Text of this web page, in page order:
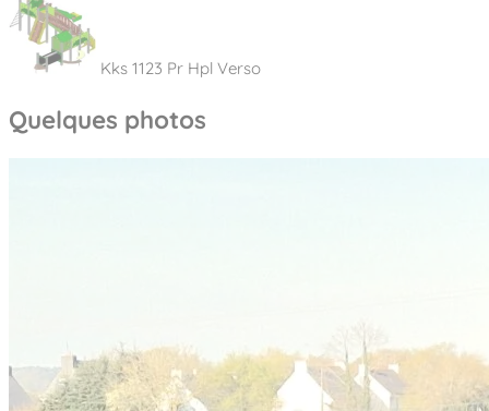
Kks 1123 Pr Hpl Verso
Quelques photos